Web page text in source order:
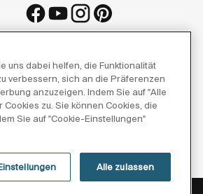
uns dabei helfen, die Funktionalität
verbessern, sich an die Präferenzen
anzuzeigen. Indem Sie auf "Alle
zu. Sie können Cookies, die
Sie auf "Cookie-Einstellungen"
Alle zulassen